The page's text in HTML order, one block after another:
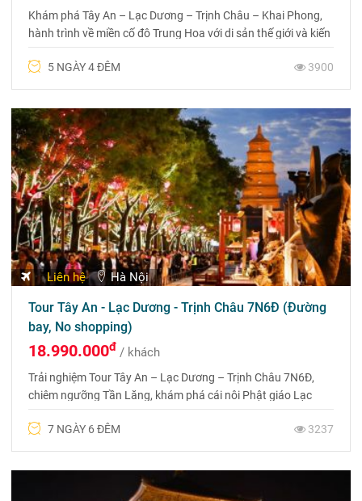
Khám phá Tây An – Lạc Dương – Trịnh Châu – Khai Phong,
hành trình về miền cố đô Trung Hoa với di sản thế giới và kiến
5 NGÀY 4 ĐÊM
3900
Liên hệ Hà Nội
Tour Tây An - Lạc Dương - Trịnh Châu 7N6Đ (Đường
bay, No shopping)
18.990.000đ / khách
Trải nghiệm Tour Tây An – Lạc Dương – Trịnh Châu 7N6Đ,
chiêm ngưỡng Tần Lăng, khám phá cái nôi Phật giáo Lạc
598 7 NGÀY 6 ĐÊM 3237